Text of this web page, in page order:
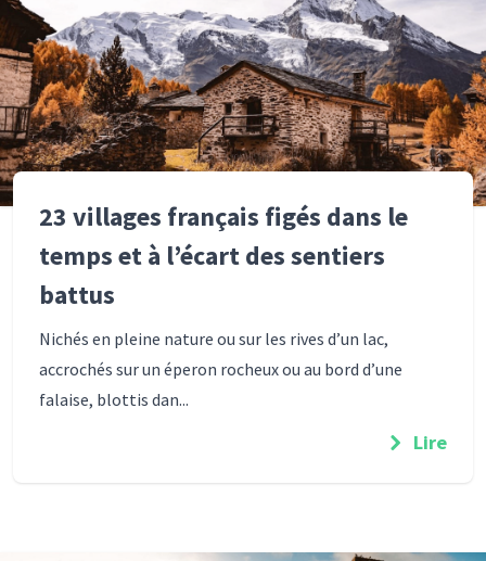
23 villages français figés dans le
temps et à l’écart des sentiers
battus
Nichés en pleine nature ou sur les rives d’un lac,
accrochés sur un éperon rocheux ou au bord d’une
falaise, blottis dan...
Lire